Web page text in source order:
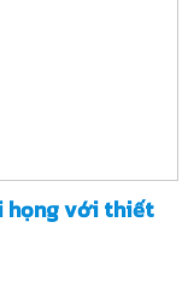
họng với thiết